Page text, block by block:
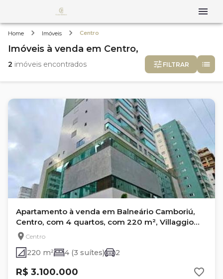
Home Imóveis Centro
Imóveis à venda em Centro,
2 imóveis encontrados FILTRAR
Apartamento à venda em Balneário Camboriú,
Centro, com 4 quartos, com 220 m², Villaggio
Del Mare
Centro
220 m² 4 (3 suítes) 2
R$ 3.100.000